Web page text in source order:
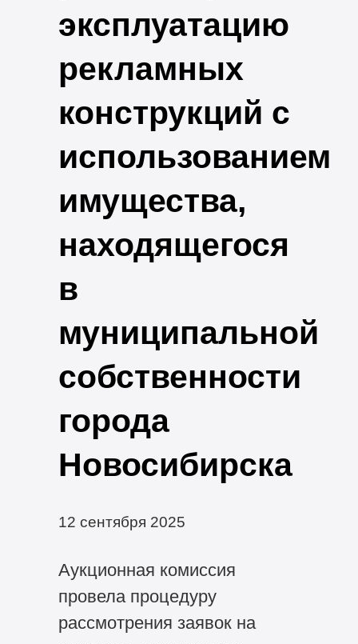
эксплуатацию
рекламных
конструкций с
использованием
имущества,
находящегося
в
муниципальной
собственности
города
Новосибирска
12 сентября 2025
Аукционная комиссия
провела процедуру
рассмотрения заявок на